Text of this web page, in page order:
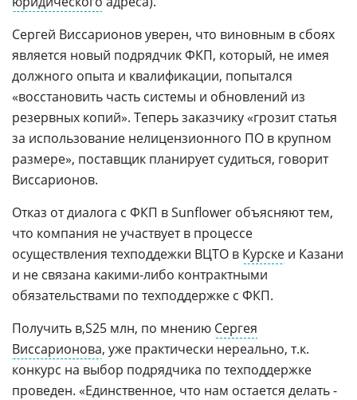
Сергей Виссарионов уверен, что виновным в сбоях
является новый подрядчик ФКП, который, не имея
должного опыта и квалификации, попытался
«восстановить часть системы и обновлений из
резервных копий». Теперь заказчику «грозит статья
за использование нелицензионного ПО в крупном
размере», поставщик планирует судиться, говорит
Виссарионов.
Отказ от диалога с ФКП в Sunflower объясняют тем,
что компания не участвует в процессе
осуществления техподдежки ВЦТО в Курске и Казани
и не связана какими-либо контрактными
обязательствами по техподдержке с ФКП.
Получить
25 млн, по мнению Сергея
Виссарионова, уже практически нереально, т.к.
конкурс на выбор подрядчика по техподдержке
проведен. «Единственное, что нам остается делать -